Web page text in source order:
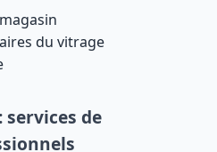
du vitrage
services de